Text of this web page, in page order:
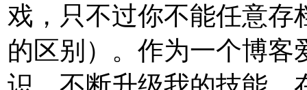
戏，只不过你不能任意存
的区别）。作为一个博客